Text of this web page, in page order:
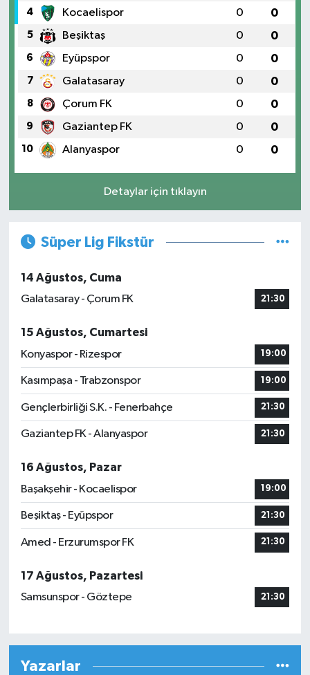
4 Kocaelispor 0 0
5 Beşiktaş 0 0
6 Eyüpspor 0 0
7 Galatasaray 0 0
8 Çorum FK 0 0
9 Gaziantep FK 0 0
10 Alanyaspor 0 0
Detaylar için tıklayın
Süper Lig Fikstür
14 Ağustos, Cuma
Galatasaray - Çorum FK
21:30
15 Ağustos, Cumartesi
Konyaspor - Rizespor
19:00
Kasımpaşa - Trabzonspor 19:00
Gençlerbirliği S.K. - Fenerbahçe 21:30
Gaziantep FK - Alanyaspor 21:30
16 Ağustos, Pazar
Başakşehir - Kocaelispor
19:00
Beşiktaş - Eyüpspor 21:30
Amed - Erzurumspor FK 21:30
17 Ağustos, Pazartesi
Samsunspor - Göztepe
21:30
Yazarlar